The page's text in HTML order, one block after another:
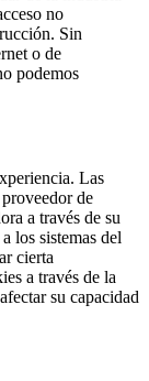
no
Sin
o de
podemos
Las
de
a través de su
los sistemas del
cierta
a través de la
su capacidad